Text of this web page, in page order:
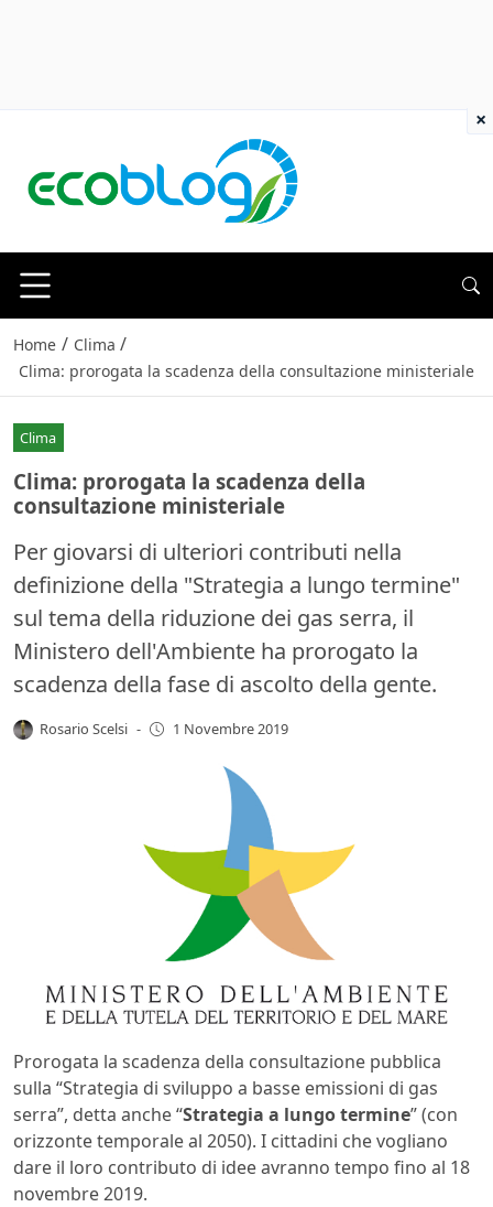
Home / Clima /
Clima: prorogata la scadenza della consultazione ministeriale
Clima
Clima: prorogata la scadenza della
consultazione ministeriale
Per giovarsi di ulteriori contributi nella
definizione della "Strategia a lungo termine"
sul tema della riduzione dei gas serra, il
Ministero dell'Ambiente ha prorogato la
scadenza della fase di ascolto della gente.
Rosario Scelsi - 1 Novembre 2019
Prorogata la scadenza della consultazione pubblica
sulla “Strategia di sviluppo a basse emissioni di gas
serra”, detta anche “Strategia a lungo termine” (con
orizzonte temporale al 2050). I cittadini che vogliano
dare il loro contributo di idee avranno tempo fino al 18
novembre 2019.
×